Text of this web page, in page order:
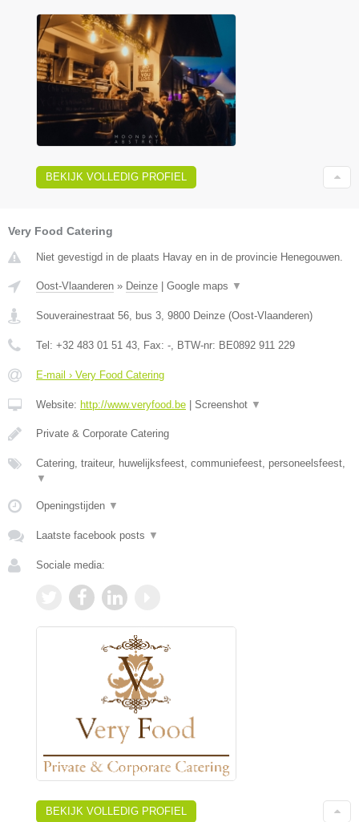
BEKIJK VOLLEDIG PROFIEL
Very Food Catering
Niet gevestigd in de plaats Havay en in de provincie Henegouwen.
Oost-Vlaanderen » Deinze Google maps ▼
Souverainestraat 56, bus 3, 9800 Deinze (Oost-Vlaanderen)
Tel: +32 483 01 51 43, Fax: -, BTW-nr: BE0892 911 229
E-mail › Very Food Catering
Website: http://www.veryfood.be Screenshot ▼
Private & Corporate Catering
Catering, traiteur, huwelijksfeest, communiefeest, personeelsfeest,
▼
Openingstijden ▼
Laatste facebook posts ▼
Sociale media:
BEKIJK VOLLEDIG PROFIEL